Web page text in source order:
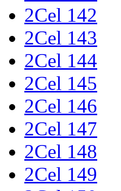
2Cel 142
2Cel 143
2Cel 144
2Cel 145
2Cel 146
2Cel 147
2Cel 148
2Cel 149